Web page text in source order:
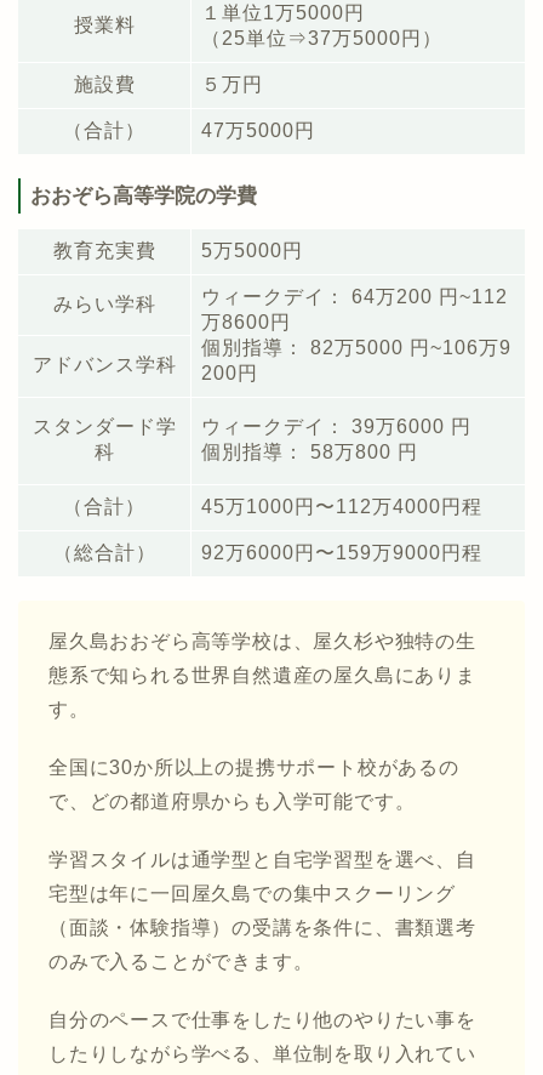
授業料
１単位1万5000円
（25単位⇒37万5000円）
施設費 ５万円
（合計） 47万5000円
おおぞら高等学院の学費
教育充実費 5万5000円
みらい学科
ウィークデイ： 64万200 円~112
万8600円
個別指導： 82万5000 円~106万9
200円
アドバンス学科
スタンダード学
科
ウィークデイ： 39万6000 円
個別指導： 58万800 円
（合計） 45万1000円〜112万4000円程
（総合計） 92万6000円〜159万9000円程
屋久島おおぞら高等学校は、屋久杉や独特の生
態系で知られる世界自然遺産の屋久島にありま
す。
全国に30か所以上の提携サポート校があるの
で、どの都道府県からも入学可能です。
学習スタイルは通学型と自宅学習型を選べ、自
宅型は年に一回屋久島での集中スクーリング
（面談・体験指導）の受講を条件に、書類選考
のみで入ることができます。
自分のペースで仕事をしたり他のやりたい事を
したりしながら学べる、単位制を取り入れてい